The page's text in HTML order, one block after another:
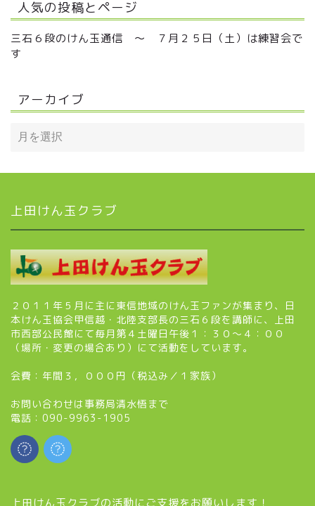
人気の投稿とページ
三石６段のけん玉通信 ～ ７月２５日（土）は練習会で
す
アーカイブ
上田けん玉クラブ
２０１１年５月に主に東信地域のけん玉ファンが集まり、日
本けん玉協会甲信越・北陸支部長の三石６段を講師に、上田
市西部公民館にて毎月第４土曜日午後１：３０～４：００
（場所・変更の場合あり）にて活動をしています。
会費：年間３，０００円（税込み／１家族）
お問い合わせは事務局清水悟まで
電話：090-9963-1905
上田けん玉クラブの活動にご支援をお願いします！